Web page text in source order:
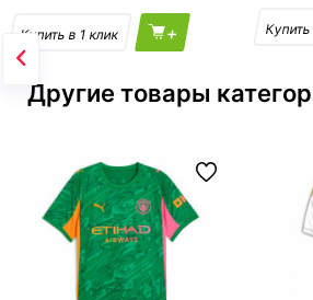
+
Другие товары